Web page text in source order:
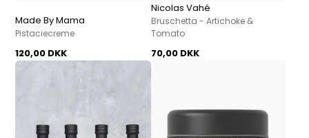
Made By Mama
Pistaciecreme
120,00 DKK
Nicolas Vahé
Bruschetta - Artichoke &
Tomato
70,00 DKK